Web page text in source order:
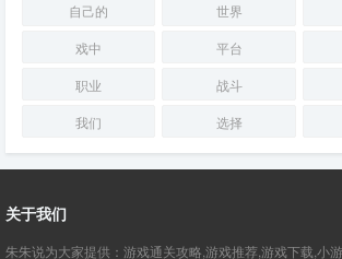
自己的
世界
戏中
平台
职业
战斗
我们
选择
关于我们
朱朱说为大家提供：游戏通关攻略,游戏推荐,游戏下载,小